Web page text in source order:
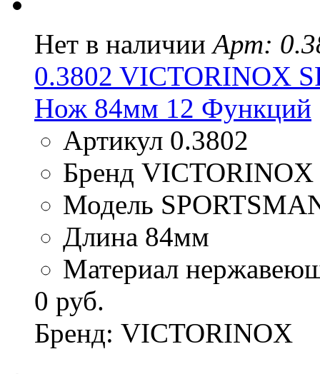
Нет в наличии Арт:
0.3802 VICTORINOX
Нож 84мм 12 Функций
Артикул 0.3802
Бренд VICTORINOX
Модель
Длина 84мм
Материал
0 руб.
Бренд: VICTORINOX